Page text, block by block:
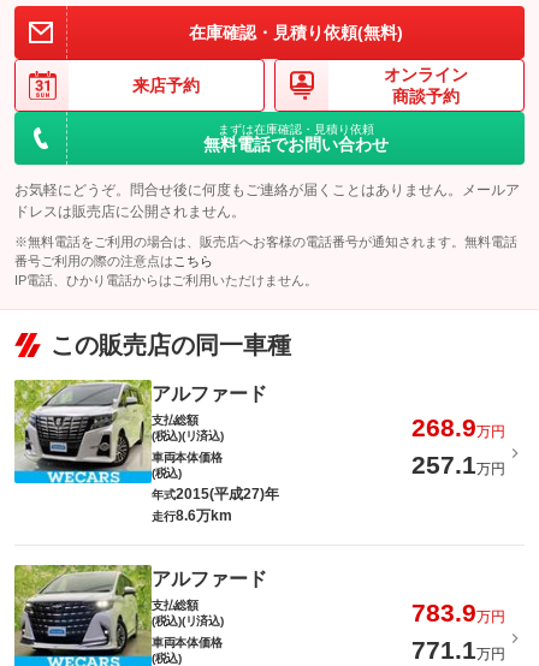
在庫確認・見積り依頼(無料)
来店予約
オンライン
商談予約
まずは在庫確認・見積り依頼
無料電話でお問い合わせ
お気軽にどうぞ。問合せ後に何度もご連絡が届くことはありません。メールア
ドレスは販売店に公開されません。
※無料電話をご利用の場合は、販売店へお客様の電話番号が通知されます。無料電話
番号ご利用の際の注意点は こちら
IP電話、ひかり電話からはご利用いただけません。
この販売店の同一車種
アルファード
支払総額
(税込)(リ済込)
268.9万円
車両本体価格
(税込)
257.1万円
年式2015(平成27)年
走行8.6万km
アルファード
支払総額
(税込)(リ済込)
783.9万円
車両本体価格
(税込)
771.1万円